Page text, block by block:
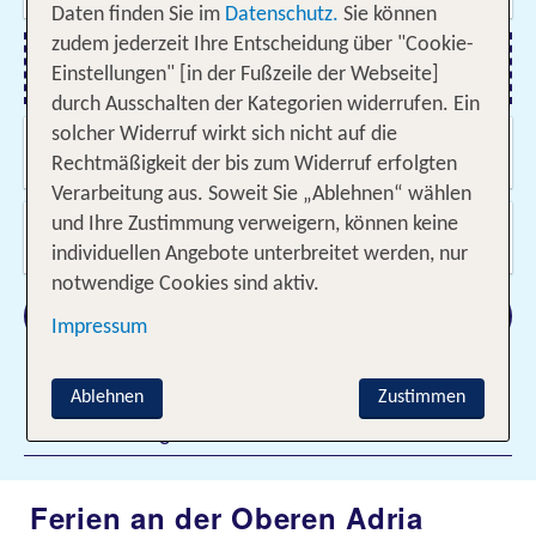
Flug hinzufügen
Wann & wie lange?
10.08.2026 - 03.06.2027, Beliebig
Wer reist mit?
2 Erwachsene
Filter hinzufügen
Ferien an der Oberen Adria
Daten finden Sie im Datenschutz. Sie können
zudem jederzeit Ihre Entscheidung über "Cookie-
Einstellungen" [in der Fußzeile der Webseite]
durch Ausschalten der Kategorien widerrufen. Ein
solcher Widerruf wirkt sich nicht auf die
Rechtmäßigkeit der bis zum Widerruf erfolgten
Verarbeitung aus. Soweit Sie „Ablehnen“ wählen
und Ihre Zustimmung verweigern, können keine
individuellen Angebote unterbreitet werden, nur
notwendige Cookies sind aktiv.
Impressum
Zustimmen
Ablehnen